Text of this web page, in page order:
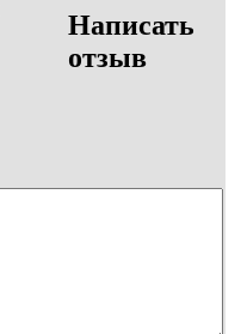
Написать
отзыв